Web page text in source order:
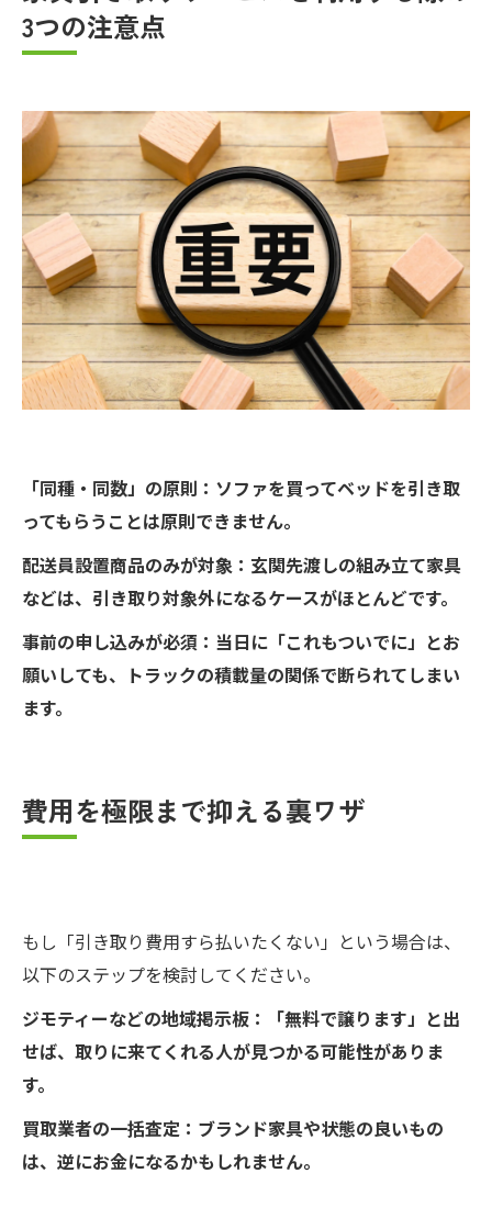
3つの注意点
「同種・同数」の原則：ソファを買ってベッドを引き取
ってもらうことは原則できません。
配送員設置商品のみが対象：玄関先渡しの組み立て家具
などは、引き取り対象外になるケースがほとんどです。
事前の申し込みが必須：当日に「これもついでに」とお
願いしても、トラックの積載量の関係で断られてしまい
ます。
費用を極限まで抑える裏ワザ
もし「引き取り費用すら払いたくない」という場合は、
以下のステップを検討してください。
ジモティーなどの地域掲示板：「無料で譲ります」と出
せば、取りに来てくれる人が見つかる可能性がありま
す。
買取業者の一括査定：ブランド家具や状態の良いもの
は、逆にお金になるかもしれません。